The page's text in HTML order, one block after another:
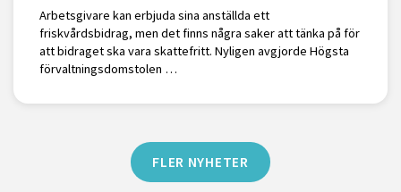
Arbetsgivare kan erbjuda sina anställda ett
friskvårdsbidrag, men det finns några saker att tänka på för
att bidraget ska vara skattefritt. Nyligen avgjorde Högsta
förvaltningsdomstolen …
FLER NYHETER